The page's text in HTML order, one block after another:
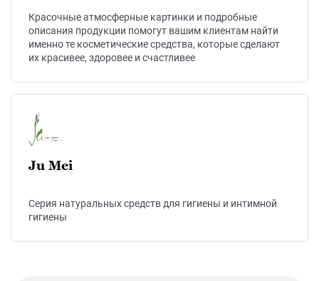
Красочные атмосферные картинки и подробные
описания продукции помогут вашим клиентам найти
именно те косметические средства, которые сделают
их красивее, здоровее и счастливее
Ju Mei
Cерия натуральных средств для гигиены и интимной
гигиены